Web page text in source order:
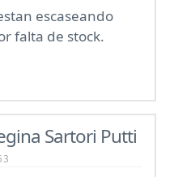
escaseando
falta de stock.
Sartori Putti